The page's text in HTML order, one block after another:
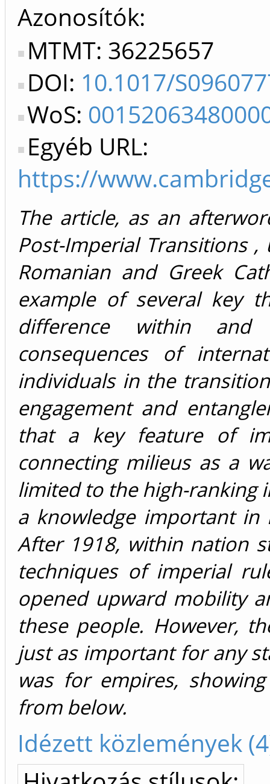
Azonosítók
MTMT: 36225657
DOI: 10.1017/
WoS:
Egyéb URL:
https://
The article, as an
Post-Imperial Transitions
Romanian and Greek
example of several key
difference within
consequences of
individuals in the
engagement and
that a key feature of
connecting milieus as a
limited to the high-ranking
a knowledge important in
After 1918, within nation
techniques of imperial
opened upward mobility
these people. However,
just as important for any
was for empires,
from below.
Idézett közlemények